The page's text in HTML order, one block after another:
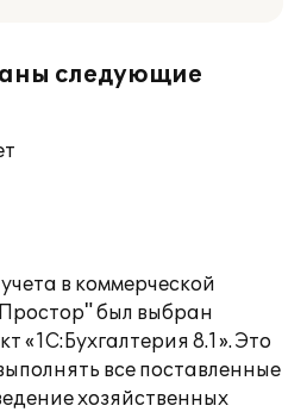
следующие
в коммерческой
был выбран
«1С:Бухгалтерия 8.1». Это
все поставленные
хозяйственных